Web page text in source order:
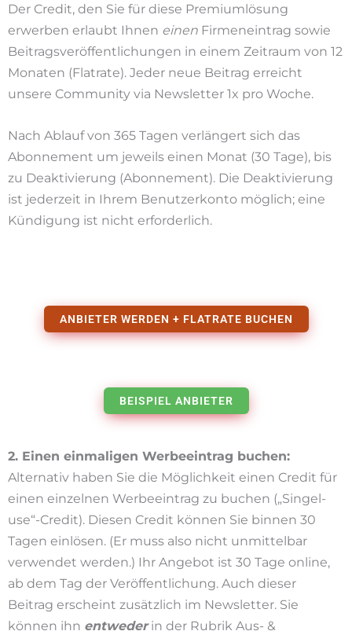
Der Credit, den Sie für diese Premiumlösung
erwerben erlaubt Ihnen einen Firmeneintrag sowie
Beitragsveröffentlichungen in einem Zeitraum von 12
Monaten (Flatrate). Jeder neue Beitrag erreicht
unsere Community via Newsletter 1x pro Woche.
Nach Ablauf von 365 Tagen verlängert sich das
Abonnement um jeweils einen Monat (30 Tage), bis
zu Deaktivierung (Abonnement). Die Deaktivierung
ist jederzeit in Ihrem Benutzerkonto möglich; eine
Kündigung ist nicht erforderlich.
ANBIETER WERDEN + FLATRATE BUCHEN
BEISPIEL ANBIETER
2. Einen einmaligen Werbeeintrag buchen:
Alternativ haben Sie die Möglichkeit einen Credit für
einen einzelnen Werbeeintrag zu buchen („Singel-
use“-Credit). Diesen Credit können Sie binnen 30
Tagen einlösen. (Er muss also nicht unmittelbar
verwendet werden.) Ihr Angebot ist 30 Tage online,
ab dem Tag der Veröffentlichung. Auch dieser
Beitrag erscheint zusätzlich im Newsletter. Sie
können ihn entwederin der Rubrik Aus- &